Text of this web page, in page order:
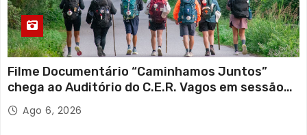
Filme Documentário “Caminhamos Juntos”
chega ao Auditório do C.E.R. Vagos em sessão
solidária
Ago 6, 2026